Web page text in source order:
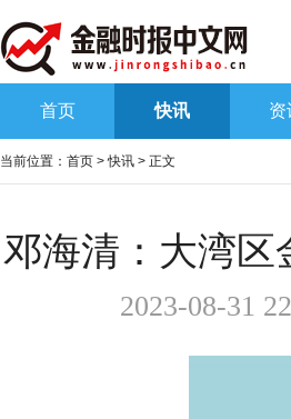
首页 快讯 资
当前位置： 首页 >快讯 > 正文
邓海清：大湾区
2023-08-31